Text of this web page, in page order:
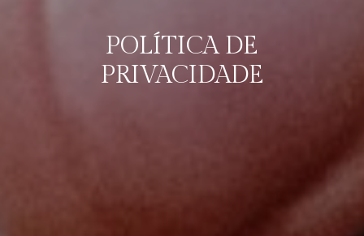
POLÍTICA DE
PRIVACIDADE